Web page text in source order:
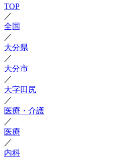
TOP
／
全国
／
大分県
／
大分市
／
大字田尻
／
医療・介護
／
医療
／
内科